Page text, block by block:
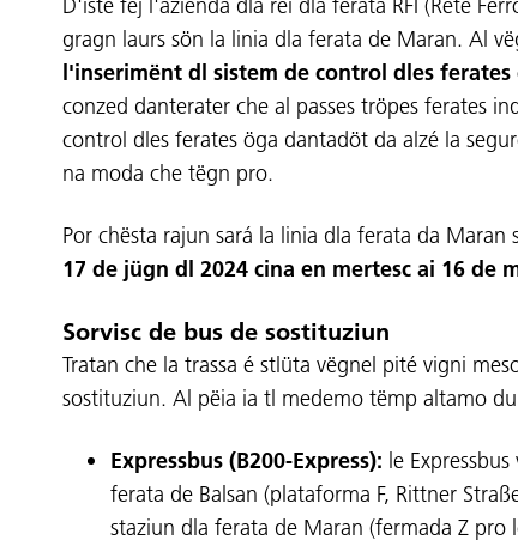
D'isté fej l'aziënda dla rëi dla ferata RFI (Rete
gragn laurs sön la linia dla ferata de Maran. Al
l'inserimënt dl sistem de control dles ferates
conzed danterater che al passes tröpes ferates
control dles ferates öga dantadöt da alzé la
na moda che tëgn pro.
Por chësta rajun sará la linia dla ferata da Maran
17 de jügn dl 2024 cina en mertesc ai 16 de
Sorvisc de bus de sostituziun
Tratan che la trassa é stlüta vëgnel pité vigni
sostituziun. Al pëia ia tl medemo tëmp altamo
Expressbus (B200-Express): le
ferata de Balsan (plataforma F, Rittner
staziun dla ferata de Maran (fermada Z pro